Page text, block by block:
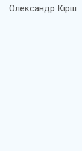
Олександр Кірш